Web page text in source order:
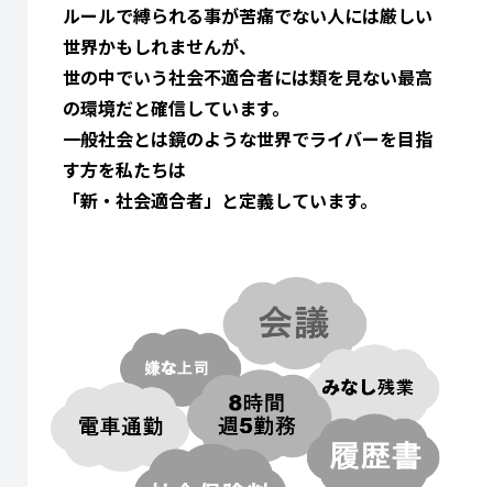
ルールで縛られる事が苦痛でない人には厳しい
世界かもしれませんが、
世の中でいう社会不適合者には類を見ない最高
の環境だと確信しています。
一般社会とは鏡のような世界でライバーを目指
す方を私たちは
「新・社会適合者」と定義しています。